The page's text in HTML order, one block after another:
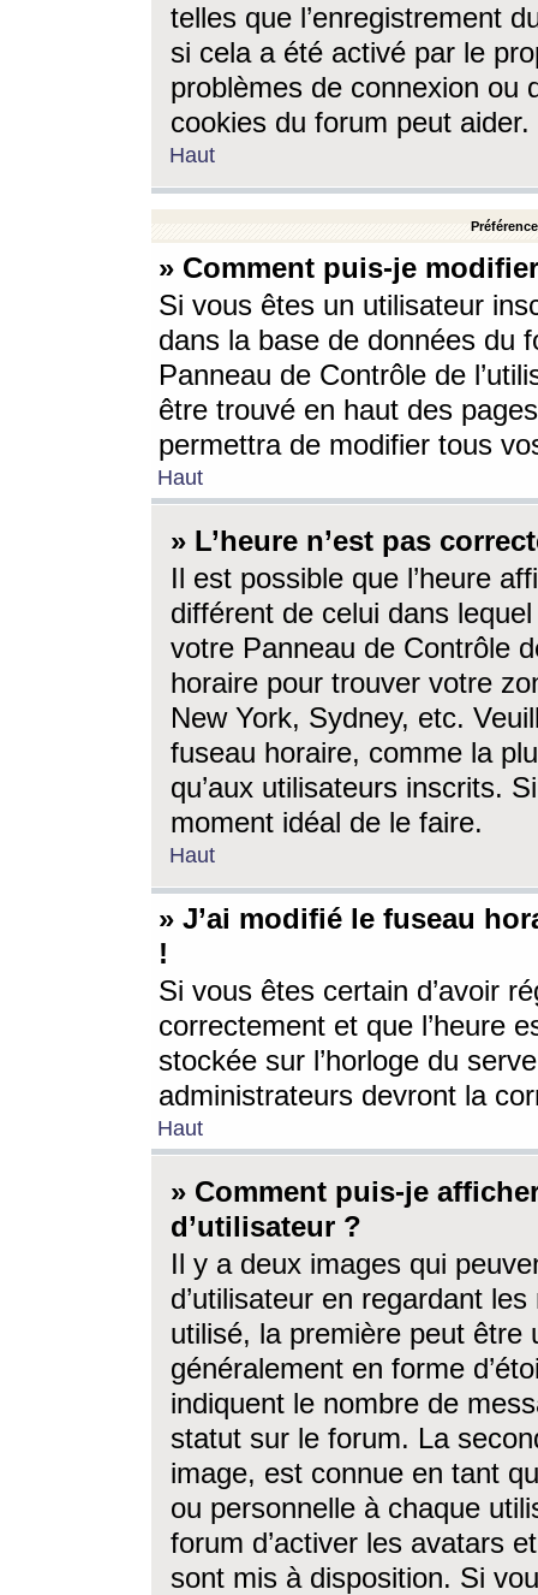
telles que l’enregistrement
si cela a été activé par le
problèmes de connexion ou
cookies du forum peut aider.
Haut
» Comment puis-je
Si vous êtes un utilisateur
dans la base de données du
Panneau de Contrôle de
être trouvé en haut des
permettra de modifier tous
Haut
» L’heure n’est pas
Il est possible que l’heure
différent de celui dans
votre Panneau de Contrôle
horaire pour trouver votre
New York, Sydney, etc.
fuseau horaire, comme la
qu’aux utilisateurs inscrits.
moment idéal de le faire.
Haut
» J’ai modifié le fuseau
!
Si vous êtes certain d’avoir
correctement et que l’heure
stockée sur l’horloge du
administrateurs devront la
Haut
» Comment puis-je
d’utilisateur ?
Il y a deux images qui
d’utilisateur en regardant
utilisé, la première peut être
généralement en forme
indiquent le nombre de
statut sur le forum. La
image, est connue en tant
ou personnelle à chaque
forum d’activer les avatars
sont mis à disposition. Si